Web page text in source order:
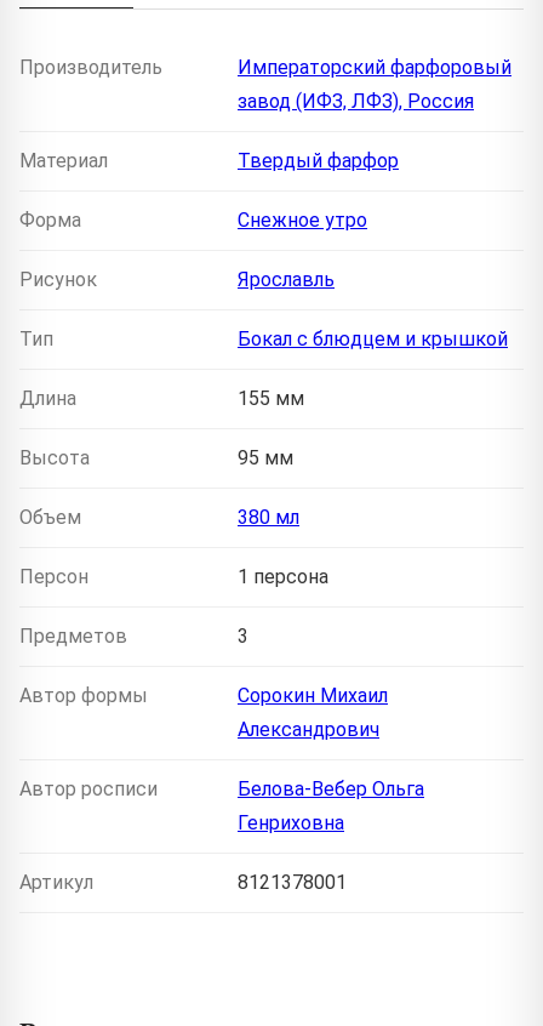
Производитель
Императорский фарфоровый
завод (ИФЗ, ЛФЗ), Россия
Материал Твердый фарфор
Форма Снежное утро
Рисунок Ярославль
Тип Бокал с блюдцем и крышкой
Длина 155 мм
Высота 95 мм
Объем 380 мл
Персон 1 персона
Предметов 3
Автор формы
Сорокин Михаил
Александрович
Автор росписи
Белова-Вебер Ольга
Генриховна
Артикул 8121378001